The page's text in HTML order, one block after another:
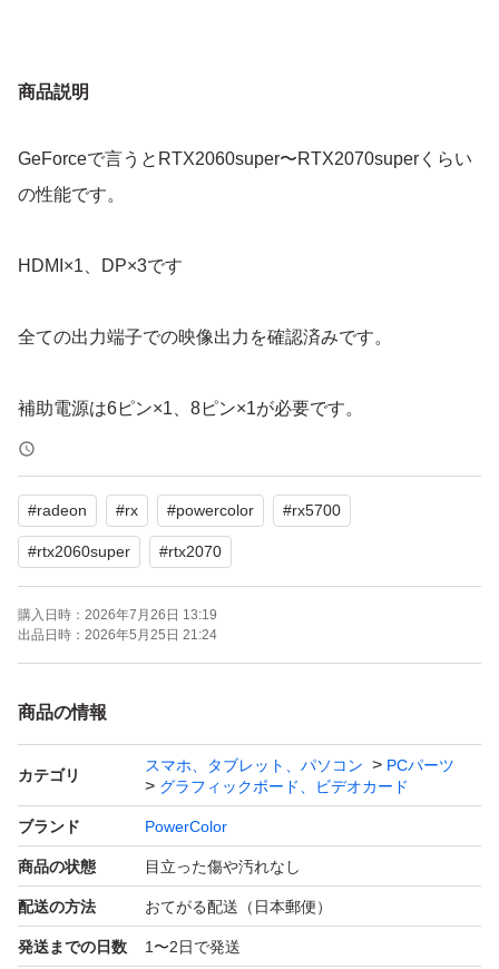
商品説明
GeForceで言うとRTX2060super〜RTX2070superくらい
の性能です。
HDMI×1、DP×3です
全ての出力端子での映像出力を確認済みです。
補助電源は6ピン×1、8ピン×1が必要です。
GPU-Zで認識することを確認済みです。写真が4枚目にあ
ります。
FF14黄金のレガシーのベンチマークで動作確認済みで
す。写真が5枚目にあります。
分からないことや写真の追加要望、質問等あればお気軽に
#radeon #rx #powercolor #rx5700
#rtx2060super #rtx2070
購入日時： 2026年7月26日 13:19
出品日時： 2026年5月25日 21:24
商品の情報
カテゴリ
スマホ、タブレット、パソコン
PCパーツ
グラフィックボード、ビデオカード
ブランド PowerColor
商品の状態 目立った傷や汚れなし
配送の方法 おてがる配送（日本郵便）
発送までの日数 1〜2日で発送